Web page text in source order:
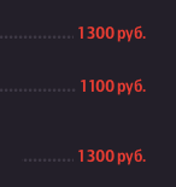
1 300 руб.
1 100 руб.
1 300 руб.